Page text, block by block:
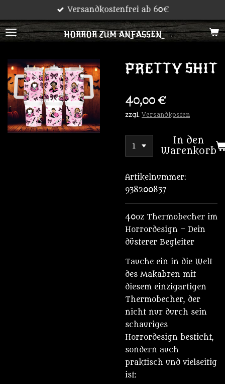
Hauptinhalt
springen
HORROR ZUM ANFASSEN
Versandkostenfrei ab 60€
PRETTY SHIT
40,00 €
zzgl. Versandkosten
In den
Warenkorb
Artikelnummer:
938200837
40oz Thermobecher im
Horrordesign – Dein
düsterer Begleiter
Tauche ein in die Welt
des Makabren mit
diesem einzigartigen
Thermobecher, der
nicht nur durch sein
schauriges
Horrordesign besticht,
sondern auch
praktisch und vielseitig
ist: